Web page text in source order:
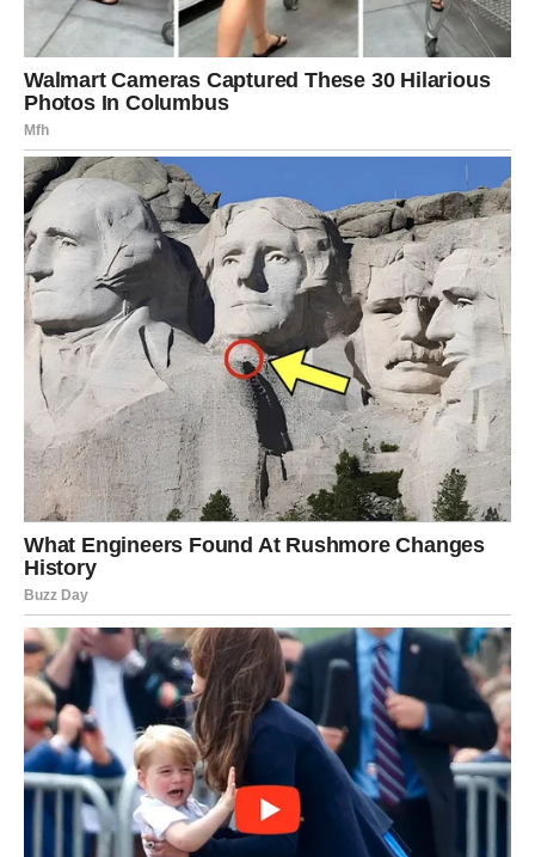
U sklopu istog sadržaja, donosi se i praktičan savjet za one
koji žele njegovati kosu prirodnim putem. Radi se omasks
za kosu na bazi kvasca, namijenjenoj osobama koje se
bore s opadanjem kose ili žele potaknuti njen rast. Recept
je jednostavan: 20 grama svježeg kvasca, kašika toplog
mlijeka, kašika meda i jedno žumance. Med se prvo otopi u
mlijeku, zatim se dodaje kvasac i smjesa ostavi na toplom
da se aktivira. Nakon 15–20 minuta dodaje se žumance, a
po želji i sastojci poput jogurta, maslinovog ulja ili aloe vere.
Kvasac je glavni “pokretač” ovog tretmana , jer obiluje
vitaminima B grupe, proteinima i mineralima koji hrane
vlasište i jačaju folikule.
Pripremljena maska nanosi se na čistu, blago vlažnu kosu, a
zatim pokriva plastičnom kapom i ručnikom kako bi toplina
pojačala djelovanje. Idealno je ostaviti je sat vremena, a može i
preko noći. Nakon ispiranja i pranja, kosa ostaje meka, sjajna i
punija. Preporučuje se ponavljanje tretmana dva puta
sedmično kroz dva do tri mjeseca, uz pauzu prije ponovnog
korištenja. Stručnjaci savjetuju da se, uz vanjsku primjenu,
kvasac može konzumirati i oralno, prethodno preliven kipućom
vodom ili mlijekom, čime se zadržavaju korisna svojstva.